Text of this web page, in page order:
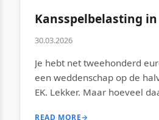
Kansspelbelasting
30.03.2026
Je hebt net tweehonderd
een weddenschap op de
EK. Lekker. Maar hoeveel
READ MORE→